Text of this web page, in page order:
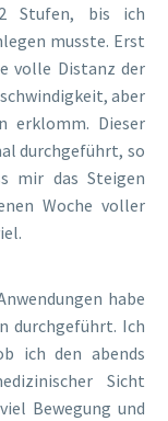
Stufen, bis ich
musste. Erst
volle Distanz der
aber
erklomm. Dieser
durchgeführt, so
mir das Steigen
Woche voller
habe
durchgeführt. Ich
ich den abends
Sicht
Bewegung und